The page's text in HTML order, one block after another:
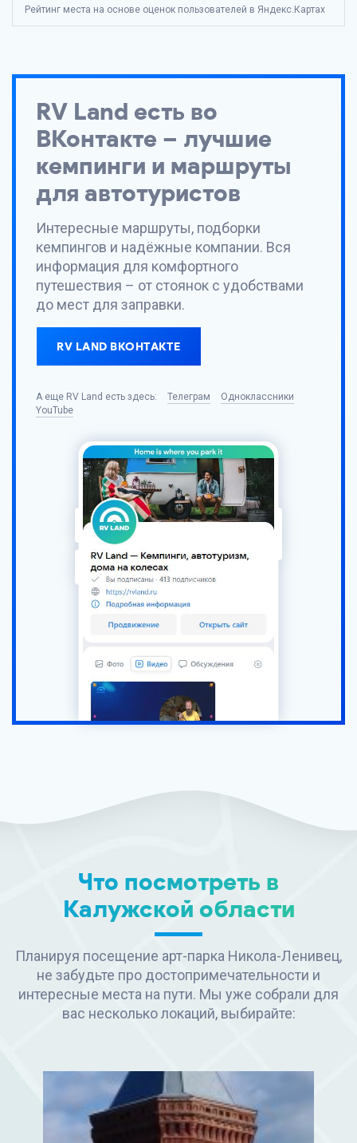
Рейтинг места на основе оценок пользователей в Яндекс.Картах
RV Land есть во
ВКонтакте – лучшие
кемпинги и маршруты
для автотуристов
Интересные маршруты, подборки
кемпингов и надёжные компании. Вся
информация для комфортного
путешествия – от стоянок с удобствами
до мест для заправки.
RV LAND ВКОНТАКТЕ
А еще RV Land есть здесь: Телеграм
Одноклассники
YouTube
Что посмотреть в
Калужской области
Планируя посещение арт-парка Никола-Ленивец,
не забудьте про достопримечательности и
интересные места на пути. Мы уже собрали для
вас несколько локаций, выбирайте: